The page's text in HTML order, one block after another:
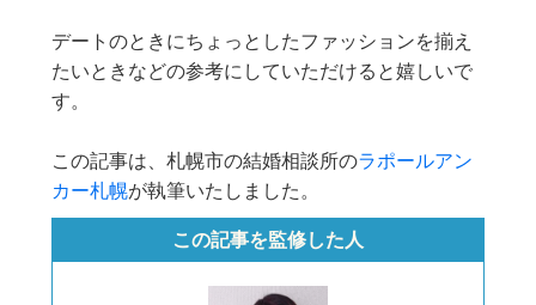
デートのときにちょっとしたファッションを揃え
たいときなどの参考にしていただけると嬉しいで
す。
この記事は、札幌市の結婚相談所のラポールアン
カー札幌が執筆いたしました。
この記事を監修した人